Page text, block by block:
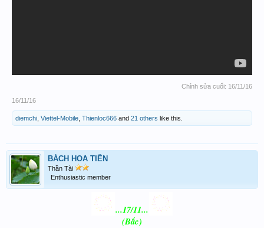
Chỉnh sửa cuối: 16/11/16
16/11/16
diemchi Viettel-Mobile Thienloc666 and 21 others like this.
BÁCH HOA TIÊN
Thần Tài
Enthusiastic member
...17/11...
(Bắc)